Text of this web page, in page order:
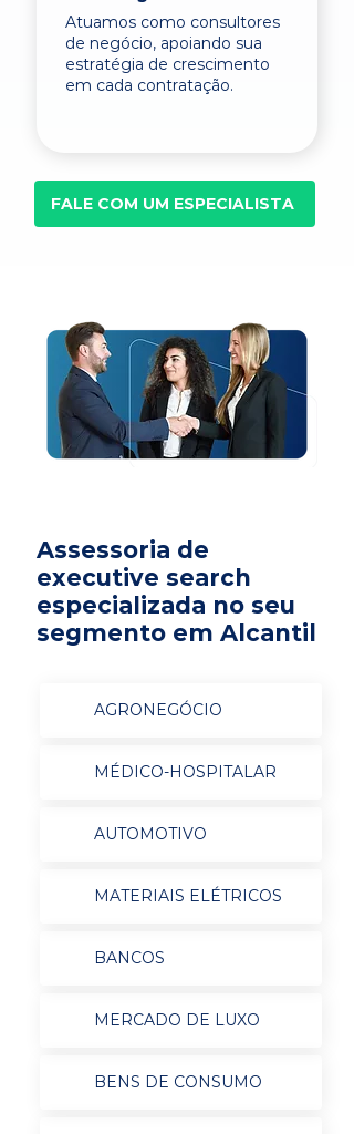
Atuamos como consultores
de negócio, apoiando sua
estratégia de crescimento
em cada contratação.
FALE COM UM ESPECIALISTA
Assessoria de
executive search
especializada no seu
segmento em Alcantil
AGRONEGÓCIO
MÉDICO-HOSPITALAR
AUTOMOTIVO
MATERIAIS ELÉTRICOS
BANCOS
MERCADO DE LUXO
BENS DE CONSUMO